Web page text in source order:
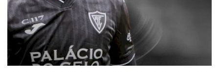
Desporto
Contactos
Sobre Nós